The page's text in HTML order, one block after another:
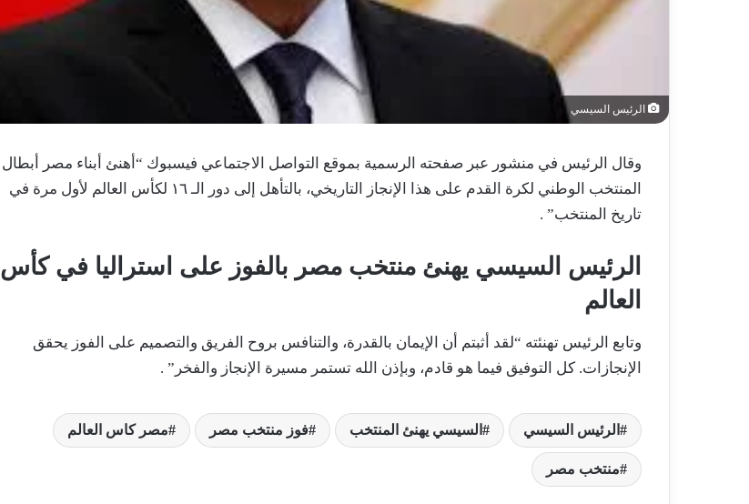
الرئيس السيسي
وقال الرئيس في منشور عبر صفحته الرسمية بموقع التواصل الاجتماعي فيسبوك “أهنئ أبناء مصر أبطال
المنتخب الوطني لكرة القدم على هذا الإنجاز التاريخي، بالتأهل إلى دور الـ ١٦ لكأس العالم لأول مرة في
تاريخ المنتخب” .
الرئيس السيسي يهنئ منتخب مصر بالفوز على استراليا في كأس
العالم
وتابع الرئيس تهنئته “لقد أثبتم أن الإيمان بالقدرة، والتنافس بروح الفريق والتصميم على الفوز يحقق
الإنجازات. كل التوفيق فيما هو قادم، وبإذن الله تستمر مسيرة الإنجاز والفخر” .
الرئيس السيسي السيسي يهنئ المنتخب فوز منتخب مصر مصر كاس العالم
منتخب مصر